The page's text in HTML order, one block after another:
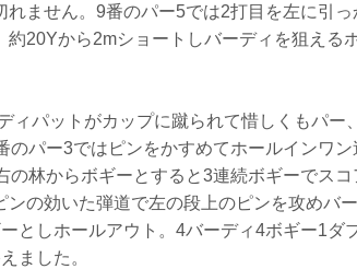
れません。9番のパー5では2打目を左に引
約20Yから2mショートしバーディを狙える
ィパットがカップに蹴られて惜しくもパー
のパー3ではピンをかすめてホールインワ
の林からボギーとすると3連続ボギーでス
ンの効いた弾道で左の段上のピンを攻めバ
としホールアウト。4バーディ4ボギー1ダ
ました。